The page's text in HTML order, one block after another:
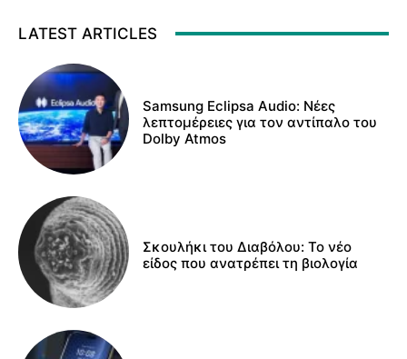
LATEST ARTICLES
Samsung Eclipsa Audio: Νέες
λεπτομέρειες για τον αντίπαλο του
Dolby Atmos
Σκουλήκι του Διαβόλου: Το νέο
είδος που ανατρέπει τη βιολογία